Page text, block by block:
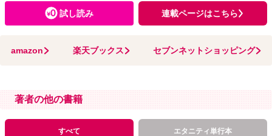
試し読み 連載ページはこちら
amazon 楽天ブックス セブンネットショッピング
著者の他の書籍
すべて エタニティ単行本